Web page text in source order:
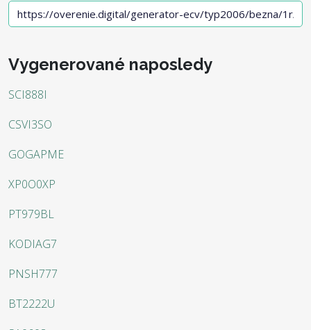
Vygenerované naposledy
SCI888I
CSVI3SO
GOGAPME
XP0O0XP
PT979BL
KODIAG7
PNSH777
BT2222U